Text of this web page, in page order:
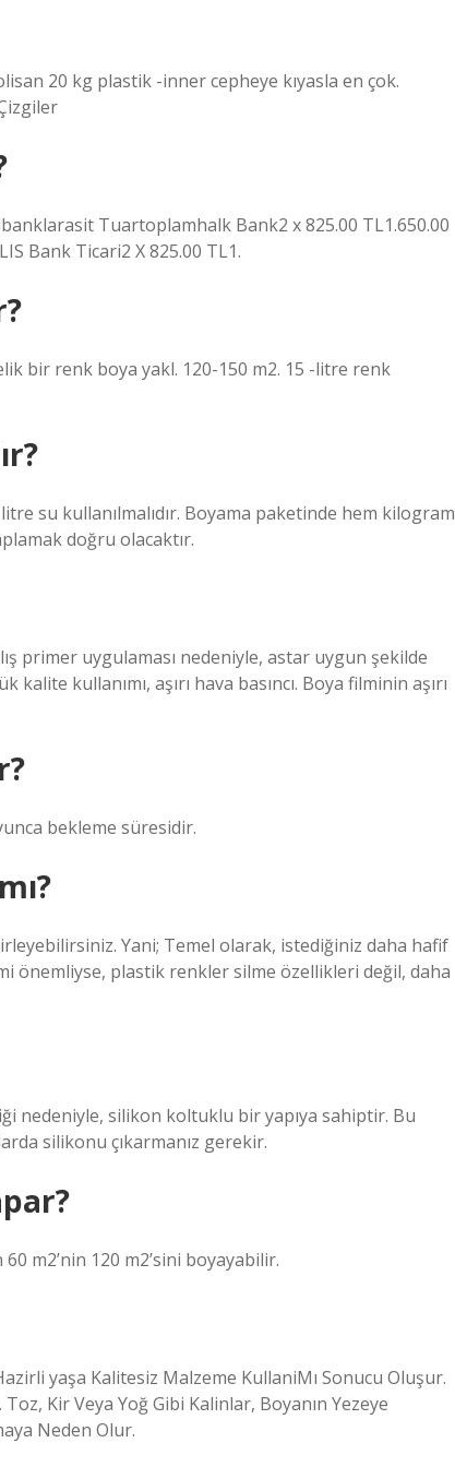
20 kg plastik -inner cepheye kıyasla en çok.
Tuartoplamhalk Bank2 x 825.00 TL1.650.00
Bank Ticari2 X 825.00 TL1.
bir renk boya yakl. 120-150 m2. 15 -litre renk
su kullanılmalıdır. Boyama paketinde hem kilogram
doğru olacaktır.
primer uygulaması nedeniyle, astar uygun şekilde
kullanımı, aşırı hava basıncı. Boya filminin aşırı
bekleme süresidir.
Yani; Temel olarak, istediğiniz daha hafif
önemliyse, plastik renkler silme özellikleri değil, daha
nedeniyle, silikon koltuklu bir yapıya sahiptir. Bu
silikonu çıkarmanız gerekir.
m2’nin 120 m2’sini boyayabilir.
yaşa Kalitesiz Malzeme KullaniMı Sonucu Oluşur.
Kir Veya Yoğ Gibi Kalinlar, Boyanın Yezeye
Neden Olur.